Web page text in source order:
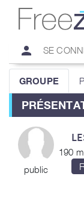
person SE
GROUPE
public
190